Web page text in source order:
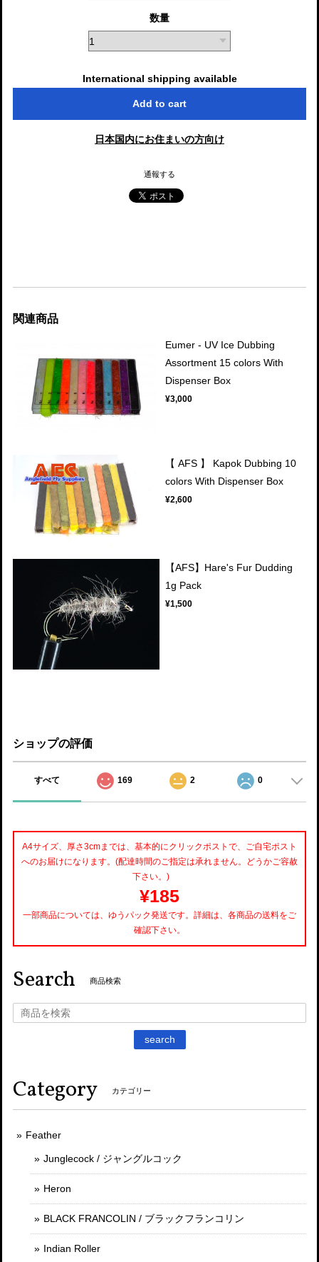
数量
International shipping available
Add to cart
日本国内にお住まいの方向け
通報する
関連商品
Eumer - UV Ice Dubbing
Assortment 15 colors With
Dispenser Box
¥3,000
【 AFS 】 Kapok Dubbing 10
colors With Dispenser Box
¥2,600
【AFS】Hare's Fur Dudding
1g Pack
¥1,500
ショップの評価
すべて 169 2 0
A4サイズ、厚さ3cmまでは、基本的にクリックポストで、ご自宅ポスト
へのお届けになります。(配達時間のご指定は承れません。どうかご容赦
下さい。)
¥185
一部商品については、ゆうパック発送です。詳細は、各商品の送料をご
確認下さい。
Search 商品検索
search
Category カテゴリー
Feather
Junglecock / ジャングルコック
Heron
BLACK FRANCOLIN / ブラックフランコリン
Indian Roller